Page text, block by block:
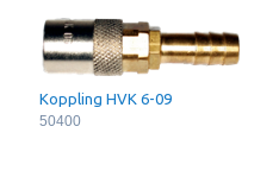
Koppling HVK 6-09
50400